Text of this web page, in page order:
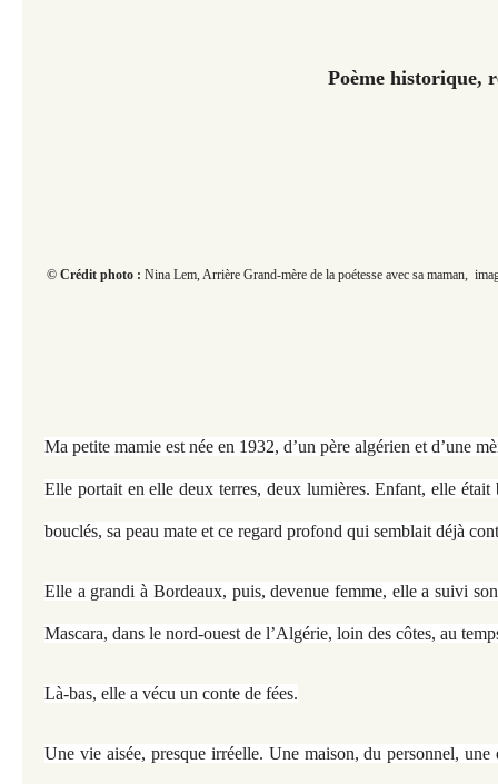
Poème historique,
© Crédit photo : Nina Lem, Arrière Grand-mère de la poétesse avec sa maman,
Ma petite mamie est née en 1932, d’un père algérien et d’une
Elle portait en elle deux terres, deux lumières. Enfant, elle était
bouclés, sa peau mate et ce regard profond qui semblait déjà
Elle a grandi à Bordeaux, puis, devenue femme, elle a suivi
Mascara, dans le nord-ouest de l’Algérie, loin des côtes, au
Là-bas, elle a vécu un conte de fées.
Une vie aisée, presque irréelle. Une maison, du personnel, une